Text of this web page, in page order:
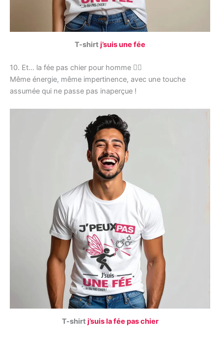
T-shirt j’suis une fée
10. Et… la fée pas chier pour homme 🧚‍♀️
Même énergie, même impertinence, avec une touche
assumée qui ne passe pas inaperçue !
T-shirt j’suis la fée pas chier